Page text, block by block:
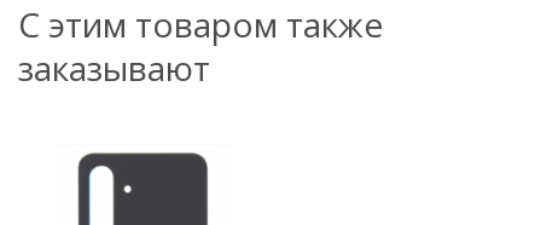
С этим товаром также
заказывают